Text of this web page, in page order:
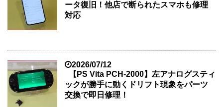
ータ復旧！他店で断られたスマホも修理
対応
2026/07/12
【PS Vita PCH-2000】左アナログスティ
ックが勝手に動くドリフト現象をパーツ
交換で即日修理！